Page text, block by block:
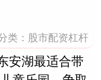
类： 股市配资杠杆
安湖最适合带